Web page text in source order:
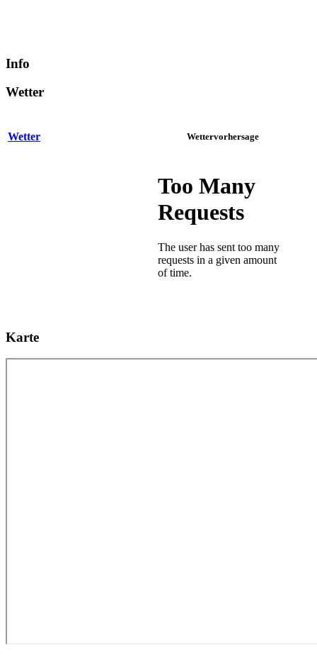
Info
Wetter
Wetter Wettervorhersage
Karte